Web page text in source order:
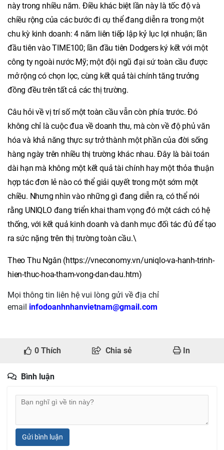
này trong nhiều năm. Điều khác biệt lần này là tốc độ và
chiều rộng của các bước đi cụ thể đang diễn ra trong một
chu kỳ kinh doanh: 4 năm liên tiếp lập kỷ lục lợi nhuận; lần
đầu tiên vào TIME100; lần đầu tiên Dodgers ký kết với một
công ty ngoài nước Mỹ; một đội ngũ đại sứ toàn cầu được
mở rộng có chọn lọc, cùng kết quả tài chính tăng trưởng
đồng đều trên tất cả các thị trường.
Câu hỏi về vị trí số một toàn cầu vẫn còn phía trước. Đó
không chỉ là cuộc đua về doanh thu, mà còn về độ phủ văn
hóa và khả năng thực sự trở thành một phần của đời sống
hàng ngày trên nhiều thị trường khác nhau. Đây là bài toán
dài hạn mà không một kết quả tài chính hay một thỏa thuận
hợp tác đơn lẻ nào có thể giải quyết trong một sớm một
chiều. Nhưng nhìn vào những gì đang diễn ra, có thể nói
rằng UNIQLO đang triển khai tham vọng đó một cách có hệ
thống, với kết quả kinh doanh và danh mục đối tác đủ để tạo
ra sức nặng trên thị trường toàn cầu.\
Theo Thu Ngân (https://vneconomy.vn/uniqlo-va-hanh-trinh-
hien-thuc-hoa-tham-vong-dan-dau.htm)
Mọi thông tin liên hệ vui lòng gửi về địa chỉ
email infodoanhnhanvietnam@gmail.com
0 Thích Chia sẻ In
Bình luận
Gửi bình luận